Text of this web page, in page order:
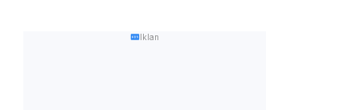
Iklan